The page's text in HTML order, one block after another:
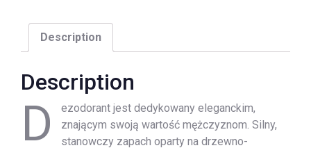
Description
Description
D
ezodorant jest dedykowany eleganckim,
znającym swoją wartość mężczyznom. Silny,
stanowczy zapach oparty na drzewno-